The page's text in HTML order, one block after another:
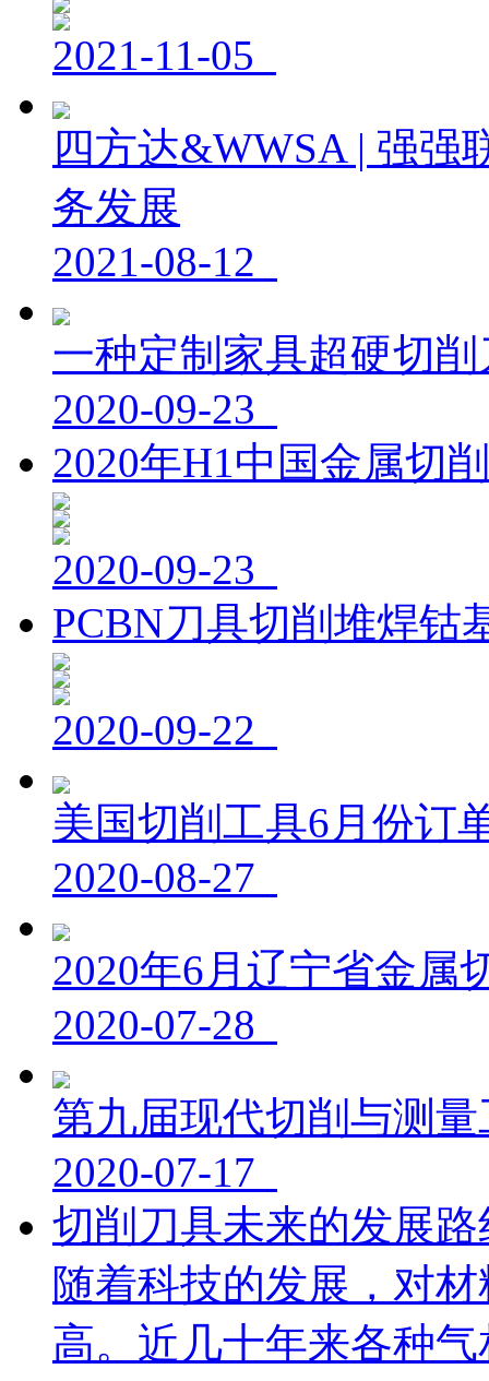
2021-11-05
四方达&WWSA | 强强
务发展
2021-08-12
一种定制家具超硬切削
2020-09-23
2020年H1中国金属切
2020-09-23
PCBN刀具切削堆焊钴
2020-09-22
美国切削工具6月份订
2020-08-27
2020年6月辽宁省金属
2020-07-28
第九届现代切削与测
2020-07-17
切削刀具未来的发展路
随着科技的发展，对
高。近几十年来各种